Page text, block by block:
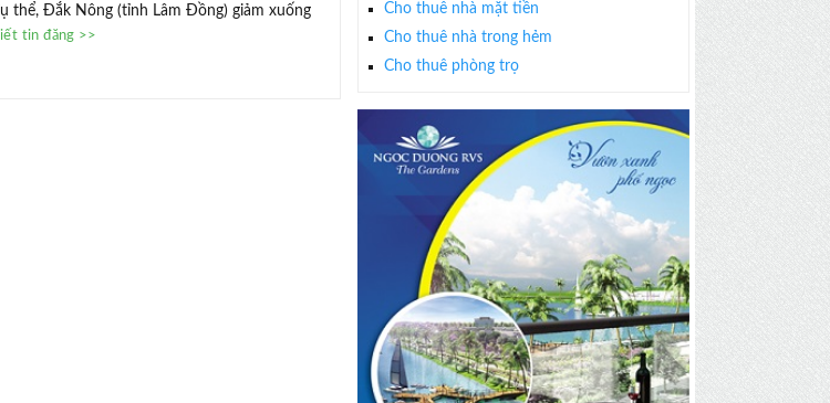
thể, Đắk Nông (tỉnh Lâm Đồng) giảm xuống
tin đăng >>
Cho thuê nhà mặt tiền
Cho thuê nhà trong hẻm
Cho thuê phòng trọ